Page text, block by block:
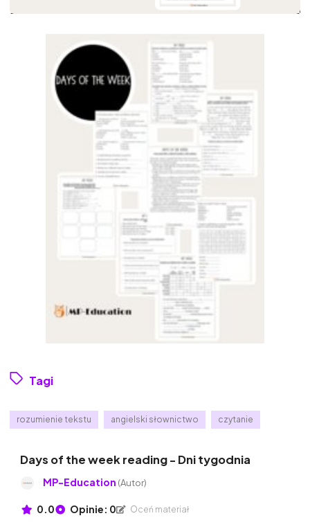
Tagi
rozumienie tekstu angielski słownictwo czytanie
Days of the week reading - Dni tygodnia
MP-Education (Autor)
0.0 Opinie: 0 Oceń materiał